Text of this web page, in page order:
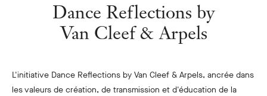
Dance Reflections by
Van Cleef & Arpels
L'initiative Dance Reflections by Van Cleef & Arpels, ancrée dans
les valeurs de création, de transmission et d'éducation de la